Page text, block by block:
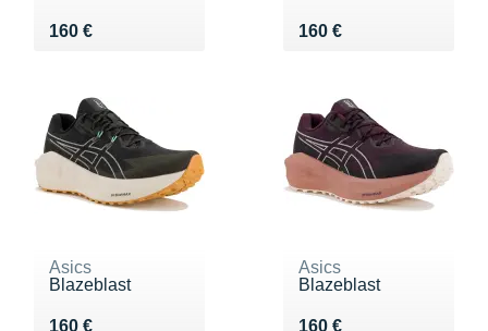
160 €
Vendu 160 € 160 €
Vendu 160 €
Asics
Blazeblast
160 €
Vendu 160 €
Asics
Blazeblast
160 €
Vendu 160 €